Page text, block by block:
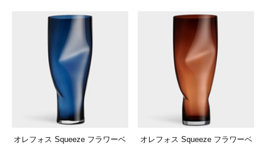
オレフォス Squeeze フラワーベ
オレフォス Squeeze フラワーベ